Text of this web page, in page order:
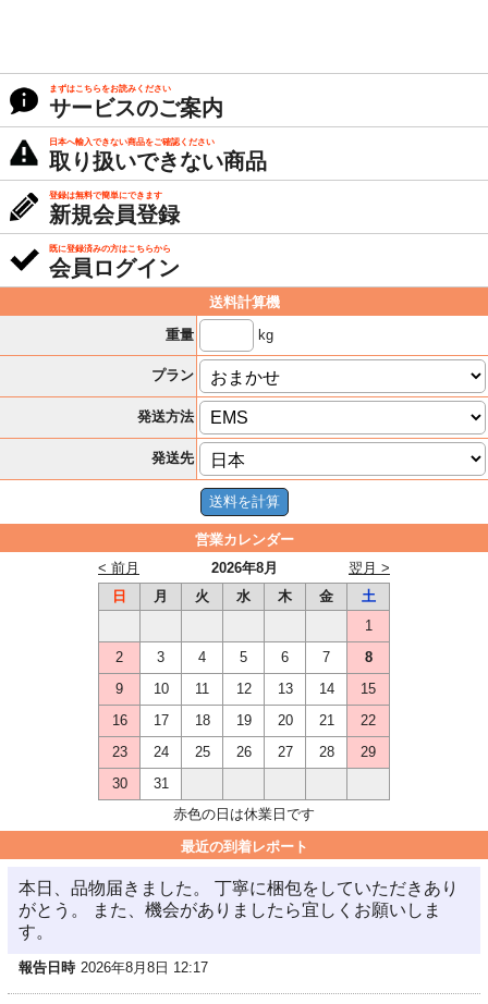
まずはこちらをお読みください
サービスのご案内
日本へ輸入できない商品をご確認ください
取り扱いできない商品
登録は無料で簡単にできます
新規会員登録
既に登録済みの方はこちらから
会員ログイン
送料計算機
重量
kg
プラン
発送方法
発送先
営業カレンダー
2026年8月
< 前月
翌月 >
日
月 火 水 木 金
土
1
2
3 4 5 6 7
8
9
10 11 12 13 14
15
16
17 18 19 20 21
22
23
24 25 26 27 28
29
30
31
赤色の日は休業日です
最近の到着レポート
本日、品物届きました。 丁寧に梱包をしていただきあり
がとう。 また、機会がありましたら宜しくお願いしま
す。
報告日時 2026年8月8日 12:17